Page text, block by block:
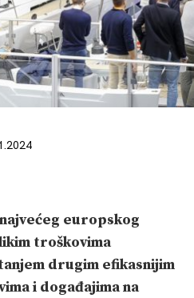
europskog
troškovima
drugim efikasnijim
i događajima na